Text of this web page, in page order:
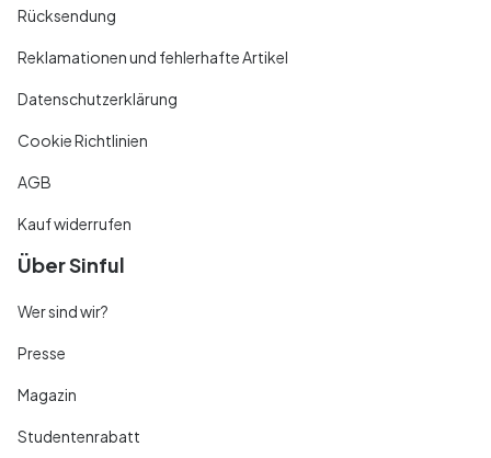
Rücksendung
Reklamationen und fehlerhafte Artikel
Datenschutzerklärung
Cookie Richtlinien
AGB
Kauf widerrufen
Über Sinful
Wer sind wir?
Presse
Magazin
Studentenrabatt